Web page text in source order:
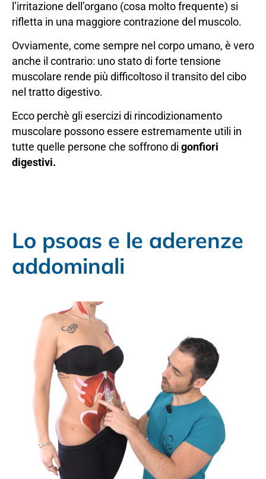
l’irritazione dell’organo (cosa molto frequente) si
rifletta in una maggiore contrazione del muscolo.
Ovviamente, come sempre nel corpo umano, è vero
anche il contrario: uno stato di forte tensione
muscolare rende più difficoltoso il transito del cibo
nel tratto digestivo.
Ecco perchè gli esercizi di rincodizionamento
muscolare possono essere estremamente utili in
tutte quelle persone che soffrono di gonfiori
digestivi.
Lo psoas e le aderenze
addominali